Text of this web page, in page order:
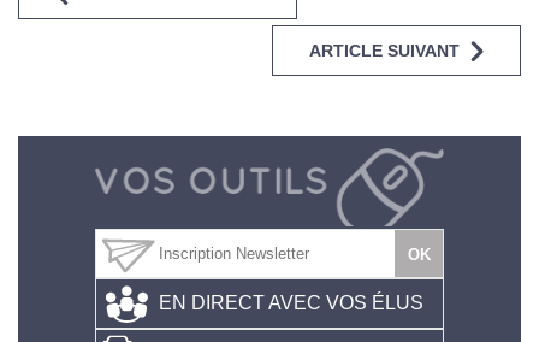
ARTICLE SUIVANT
EN DIRECT AVEC VOS ÉLUS